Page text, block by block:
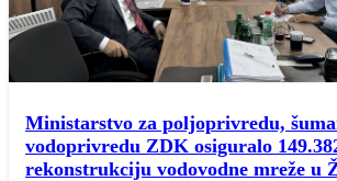
Ministarstvo za poljoprivredu,
vodoprivredu ZDK osiguralo
rekonstrukciju vodovodne mreže u